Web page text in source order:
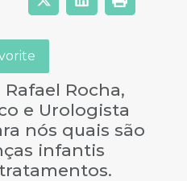
Rocha,
e Urologista
nós quais são
infantis